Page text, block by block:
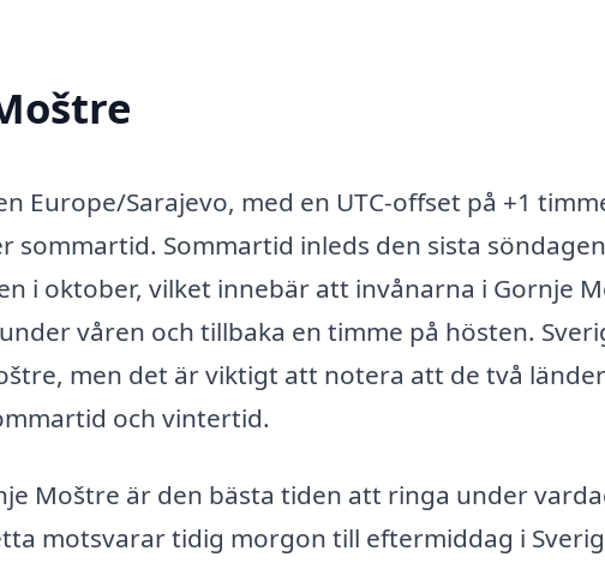
Europe/Sarajevo, med en UTC-offset på +1
sommartid. Sommartid inleds den sista
i oktober, vilket innebär att invånarna i Gornje
våren och tillbaka en timme på hösten.
men det är viktigt att notera att de två
och vintertid.
Moštre är den bästa tiden att ringa under
motsvarar tidig morgon till eftermiddag i